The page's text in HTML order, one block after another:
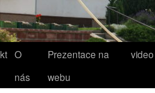
O
nás
Prezentace na
webu
video